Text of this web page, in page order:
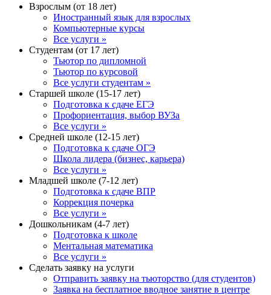
Взрослым (от 18 лет)
Иностранный язык для взрослых
Компьютерные курсы
Все услуги »
Студентам (от 17 лет)
Тьютор по дипломной
Тьютор по курсовой
Все услуги студентам »
Старшей школе (15-17 лет)
Подготовка к сдаче ЕГЭ
Профориентация, выбор ВУЗа
Все услуги »
Средней школе (12-15 лет)
Подготовка к сдаче ОГЭ
Школа лидера (бизнес, карьера)
Все услуги »
Младшей школе (7-12 лет)
Подготовка к сдаче ВПР
Коррекция почерка
Все услуги »
Дошкольникам (4-7 лет)
Подготовка к школе
Ментальная математика
Все услуги »
Сделать заявку на услуги
Отправить заявку на тьюторство (для студентов)
Заявка на бесплатное вводное занятие в центре